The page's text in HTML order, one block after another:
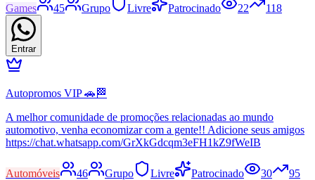
Games 45 Grupo Livre Patrocinado 22 118
Entrar
Autopromos VIP 🚗🏁
A melhor comunidade de promoções relacionadas ao mundo
automotivo, venha economizar com a gente!! Adicione seus amigos
https://chat.whatsapp.com/GrXkGdcqm3eFH1kZ9fWeIB
Automóveis 46 Grupo Livre Patrocinado 30 95